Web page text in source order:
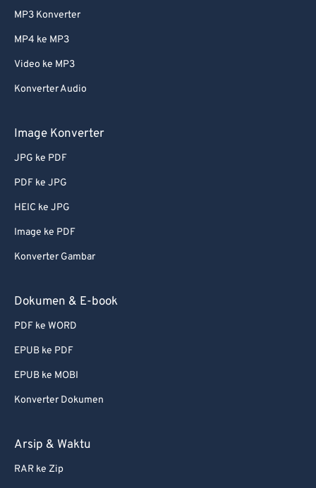
MP3 Konverter
MP4 ke MP3
Video ke MP3
Konverter Audio
Image Konverter
JPG ke PDF
PDF ke JPG
HEIC ke JPG
Image ke PDF
Konverter Gambar
Dokumen & E-book
PDF ke WORD
EPUB ke PDF
EPUB ke MOBI
Konverter Dokumen
Arsip & Waktu
RAR ke Zip